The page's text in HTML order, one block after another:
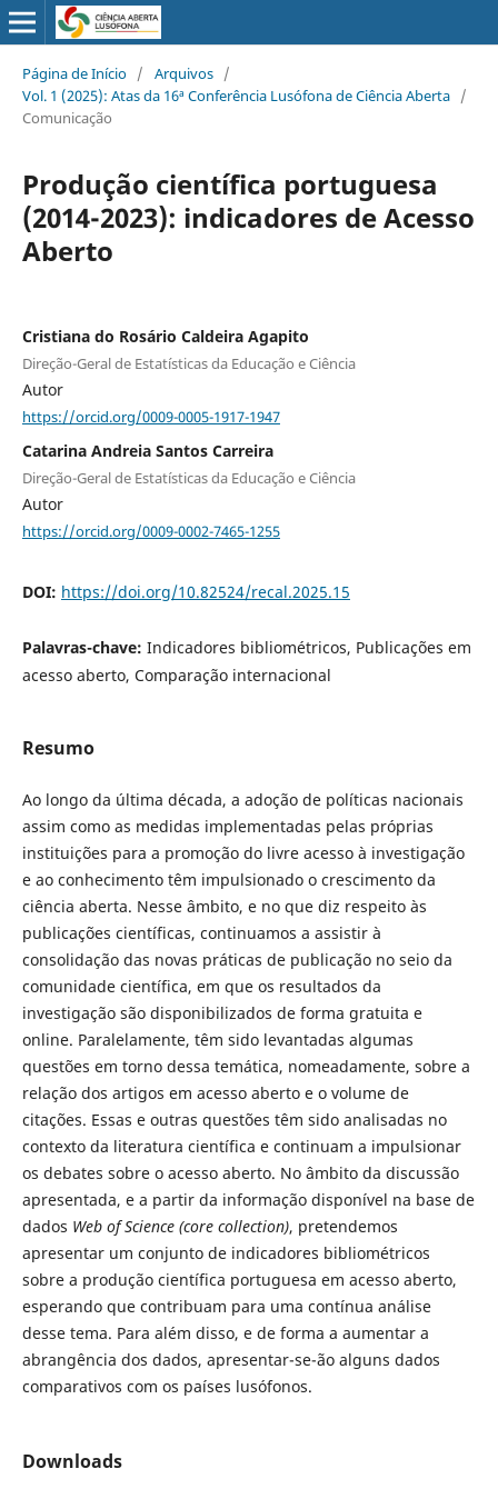
Página de Início / Arquivos /
Vol. 1 (2025): Atas da 16ª Conferência Lusófona de Ciência Aberta /
Comunicação
Produção científica portuguesa
(2014-2023): indicadores de Acesso
Aberto
Cristiana do Rosário Caldeira Agapito
Direção-Geral de Estatísticas da Educação e Ciência
Autor
https://orcid.org/0009-0005-1917-1947
Catarina Andreia Santos Carreira
Direção-Geral de Estatísticas da Educação e Ciência
Autor
https://orcid.org/0009-0002-7465-1255
DOI: https://doi.org/10.82524/recal.2025.15
Palavras-chave: Indicadores bibliométricos, Publicações em
acesso aberto, Comparação internacional
Resumo
Ao longo da última década, a adoção de políticas nacionais
assim como as medidas implementadas pelas próprias
instituições para a promoção do livre acesso à investigação
e ao conhecimento têm impulsionado o crescimento da
ciência aberta. Nesse âmbito, e no que diz respeito às
publicações científicas, continuamos a assistir à
consolidação das novas práticas de publicação no seio da
comunidade científica, em que os resultados da
investigação são disponibilizados de forma gratuita e
online. Paralelamente, têm sido levantadas algumas
questões em torno dessa temática, nomeadamente, sobre a
relação dos artigos em acesso aberto e o volume de
citações. Essas e outras questões têm sido analisadas no
contexto da literatura científica e continuam a impulsionar
os debates sobre o acesso aberto. No âmbito da discussão
apresentada, e a partir da informação disponível na base de
dados Web of Science (core collection), pretendemos
apresentar um conjunto de indicadores bibliométricos
sobre a produção científica portuguesa em acesso aberto,
esperando que contribuam para uma contínua análise
desse tema. Para além disso, e de forma a aumentar a
abrangência dos dados, apresentar-se-ão alguns dados
comparativos com os países lusófonos.
Downloads